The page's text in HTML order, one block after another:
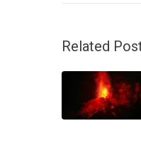
Related